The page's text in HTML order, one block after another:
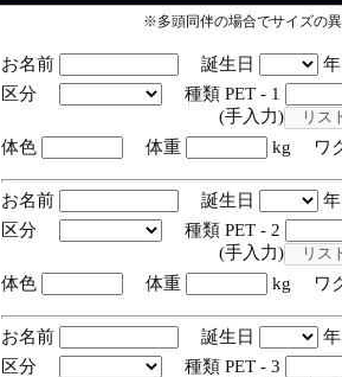
※多頭同伴の場合でサイズの
お名前 誕生日
区分
種類 PET - 1
(手入力)
体色
体重 kg ワ
お名前 誕生日
区分
種類 PET - 2
(手入力)
体色
体重 kg ワ
お名前 誕生日
区分
種類 PET - 3